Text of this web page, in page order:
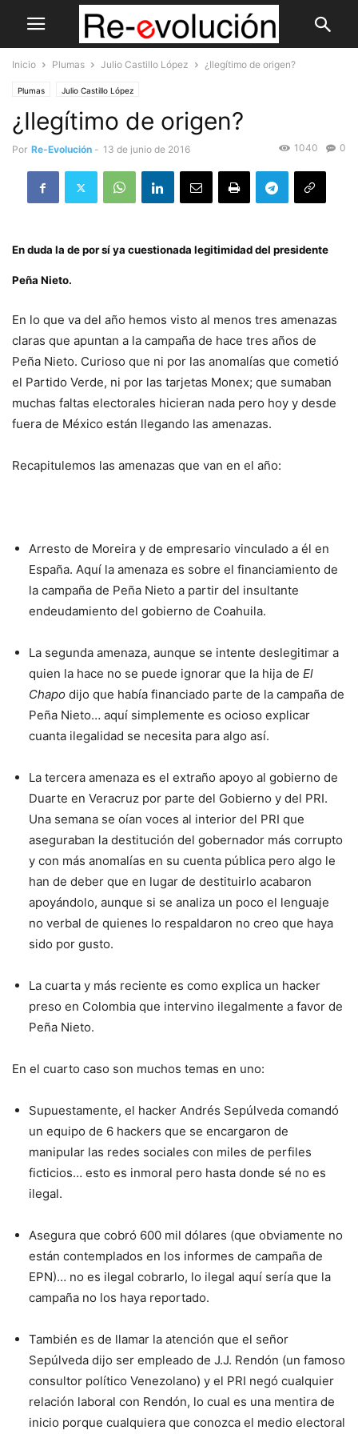
Inicio Plumas Julio Castillo López ¿Ilegítimo de origen?
Plumas Julio Castillo López
¿Ilegítimo de origen?
Por Re-Evolución - 13 de junio de 2016 0
1040
En duda la de por sí ya cuestionada legitimidad del presidente
Peña Nieto.
En lo que va del año hemos visto al menos tres amenazas
claras que apuntan a la campaña de hace tres años de
Peña Nieto. Curioso que ni por las anomalías que cometió
el Partido Verde, ni por las tarjetas Monex; que sumaban
muchas faltas electorales hicieran nada pero hoy y desde
fuera de México están llegando las amenazas.
Recapitulemos las amenazas que van en el año:
Arresto de Moreira y de empresario vinculado a él en
España. Aquí la amenaza es sobre el financiamiento de
la campaña de Peña Nieto a partir del insultante
endeudamiento del gobierno de Coahuila.
La segunda amenaza, aunque se intente deslegitimar a
quien la hace no se puede ignorar que la hija de El
Chapo dijo que había financiado parte de la campaña de
Peña Nieto… aquí simplemente es ocioso explicar
cuanta ilegalidad se necesita para algo así.
La tercera amenaza es el extraño apoyo al gobierno de
Duarte en Veracruz por parte del Gobierno y del PRI.
Una semana se oían voces al interior del PRI que
aseguraban la destitución del gobernador más corrupto
y con más anomalías en su cuenta pública pero algo le
han de deber que en lugar de destituirlo acabaron
apoyándolo, aunque si se analiza un poco el lenguaje
no verbal de quienes lo respaldaron no creo que haya
sido por gusto.
La cuarta y más reciente es como explica un hacker
preso en Colombia que intervino ilegalmente a favor de
Peña Nieto.
En el cuarto caso son muchos temas en uno:
Supuestamente, el hacker Andrés Sepúlveda comandó
un equipo de 6 hackers que se encargaron de
manipular las redes sociales con miles de perfiles
ficticios… esto es inmoral pero hasta donde sé no es
ilegal.
Asegura que cobró 600 mil dólares (que obviamente no
están contemplados en los informes de campaña de
EPN)… no es ilegal cobrarlo, lo ilegal aquí sería que la
campaña no los haya reportado.
También es de llamar la atención que el señor
Sepúlveda dijo ser empleado de J.J. Rendón (un famoso
consultor político Venezolano) y el PRI negó cualquier
relación laboral con Rendón, lo cual es una mentira de
inicio porque cualquiera que conozca el medio electoral